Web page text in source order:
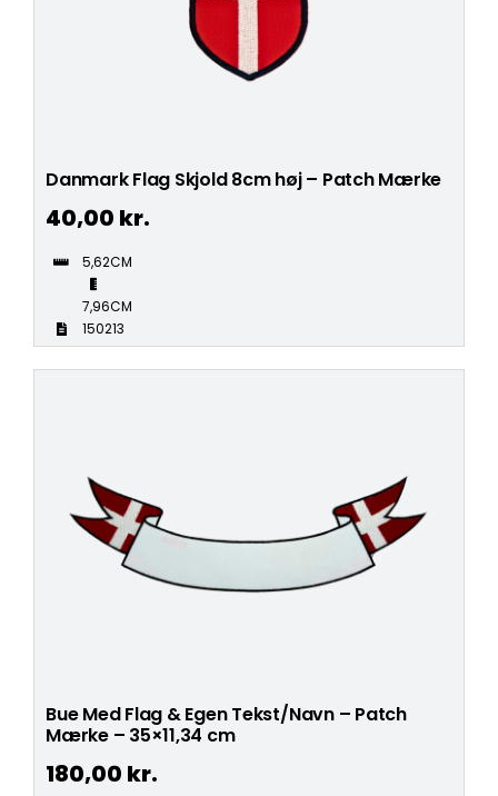
Danmark Flag Skjold 8cm høj – Patch Mærke
40,00 kr.
5,62CM
7,96CM
150213
Bue Med Flag & Egen Tekst/Navn – Patch
Mærke – 35×11,34 cm
180,00 kr.